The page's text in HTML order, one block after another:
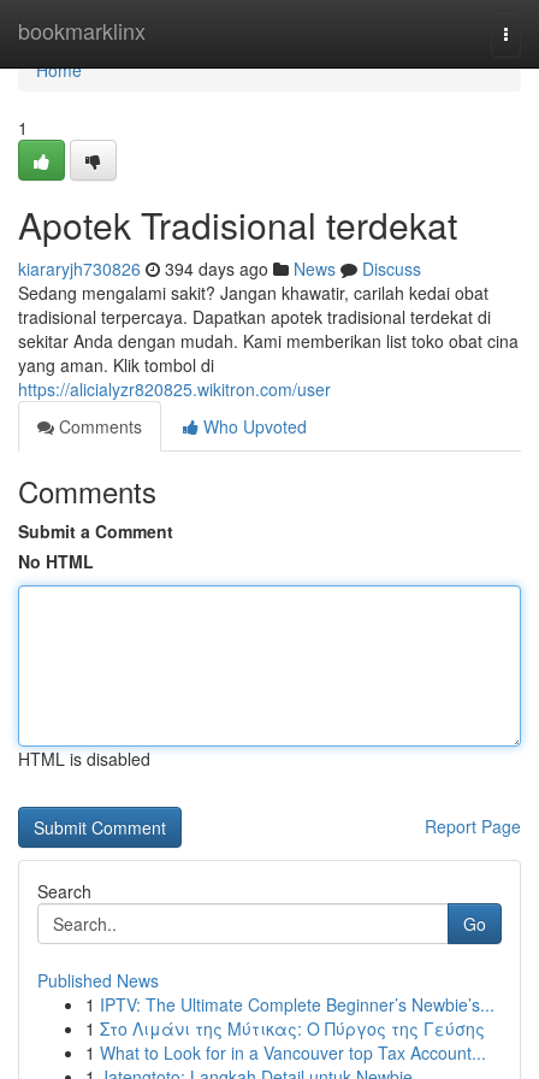
bookmarklinx
Home
Home
1
Apotek Tradisional terdekat
kiararyjh730826 394 days ago News
Discuss
Sedang mengalami sakit? Jangan khawatir, carilah kedai obat
tradisional terpercaya. Dapatkan apotek tradisional terdekat di
sekitar Anda dengan mudah. Kami memberikan list toko obat cina
yang aman. Klik tombol di
https://alicialyzr820825.wikitron.com/user
Comments
Who Upvoted
Comments
Submit a Comment
No HTML
HTML is disabled
Report Page
Search
Go
Published News
1 IPTV: The Ultimate Complete Beginner’s Newbie’s...
1 Στο Λιμάνι της Μύτικας: Ο Πύργος της Γεύσης
1 What to Look for in a Vancouver top Tax Account...